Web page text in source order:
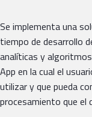
Se implementa una
tiempo de desarrollo
analíticas y
App en la cual el
utilizar y que pueda
procesamiento que el